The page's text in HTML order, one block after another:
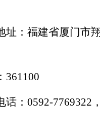
址：福建省厦门市
361100
话： 0592-7769322 ，